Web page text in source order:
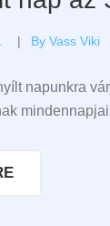
By Vass Viki
napunkra